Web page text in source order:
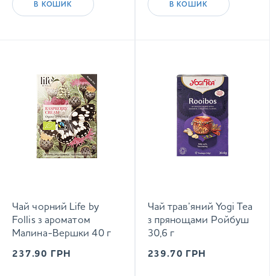
В КОШИК В КОШИК
Чай чорний Life by
Follis з ароматом
Малина-Вершки 40 г
237.90 ГРН
Чай трав’яний Yogi Tea
з прянощами Ройбуш
30,6 г
239.70 ГРН